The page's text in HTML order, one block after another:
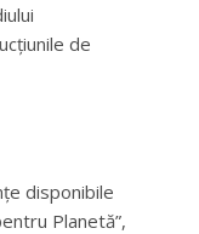
de
disponibile
Planetă”,